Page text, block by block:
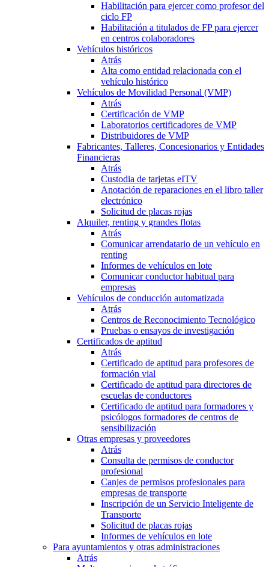
Habilitación para ejercer como profesor del
ciclo FP
Habilitación a titulados de FP para ejercer
en centros colaboradores
Vehículos históricos
Atrás
Alta como entidad relacionada con el
vehículo histórico
Vehículos de Movilidad Personal (VMP)
Atrás
Certificación de VMP
Laboratorios certificadores de VMP
Distribuidores de VMP
Fabricantes, Talleres, Concesionarios y Entidades
Financieras
Atrás
Custodia de tarjetas eITV
Anotación de reparaciones en el libro taller
electrónico
Solicitud de placas rojas
Alquiler, renting y grandes flotas
Atrás
Comunicar arrendatario de un vehículo en
renting
Informes de vehículos en lote
Comunicar conductor habitual para
empresas
Vehículos de conducción automatizada
Atrás
Centros de Reconocimiento Tecnológico
Pruebas o ensayos de investigación
Certificados de aptitud
Atrás
Certificado de aptitud para profesores de
formación vial
Certificado de aptitud para directores de
escuelas de conductores
Certificado de aptitud para formadores y
psicólogos formadores de centros de
sensibilización
Otras empresas y proveedores
Atrás
Consulta de permisos de conductor
profesional
Canjes de permisos profesionales para
empresas de transporte
Inscripción de un Servicio Inteligente de
Transporte
Solicitud de placas rojas
Informes de vehículos en lote
Para ayuntamientos y otras administraciones
Atrás